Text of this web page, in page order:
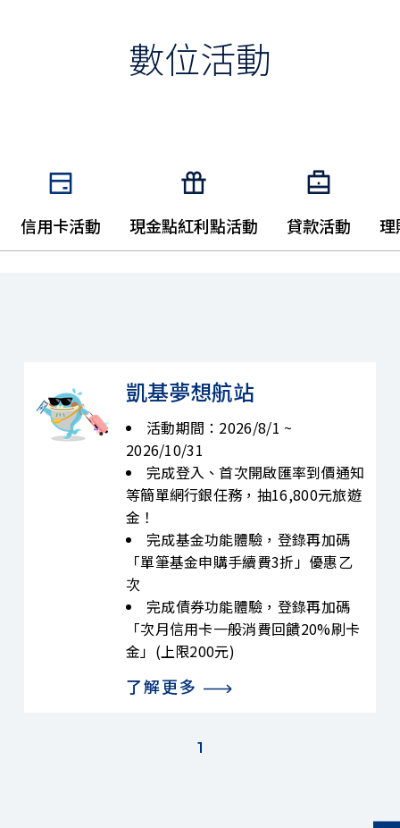
數位優惠活動
常用快捷
集團成員
數位活動
信用卡活動 現金點紅利點活動 貸款活動 理
凱基夢想航站
活動期間：2026/8/1 ~
2026/10/31
完成登入、首次開啟匯率到價通知
等簡單網行銀任務，抽16,800元旅遊
金！
完成基金功能體驗，登錄再加碼
「單筆基金申購手續費3折」優惠乙
次
完成債券功能體驗，登錄再加碼
「次月信用卡一般消費回饋20%刷卡
金」(上限200元)
了解更多
1